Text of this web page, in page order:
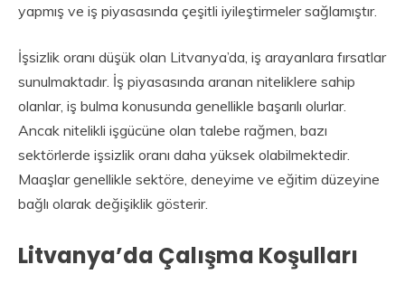
yapmış ve iş piyasasında çeşitli iyileştirmeler sağlamıştır.
İşsizlik oranı düşük olan Litvanya’da, iş arayanlara fırsatlar
sunulmaktadır. İş piyasasında aranan niteliklere sahip
olanlar, iş bulma konusunda genellikle başarılı olurlar.
Ancak nitelikli işgücüne olan talebe rağmen, bazı
sektörlerde işsizlik oranı daha yüksek olabilmektedir.
Maaşlar genellikle sektöre, deneyime ve eğitim düzeyine
bağlı olarak değişiklik gösterir.
Litvanya’da Çalışma Koşulları